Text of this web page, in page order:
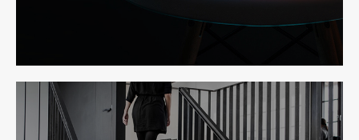
宁波网站建设报价怎么看？合同、源码和后台要先写清
2026-08-04 17:55:09